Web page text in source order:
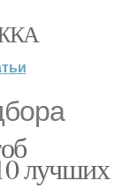
лучших